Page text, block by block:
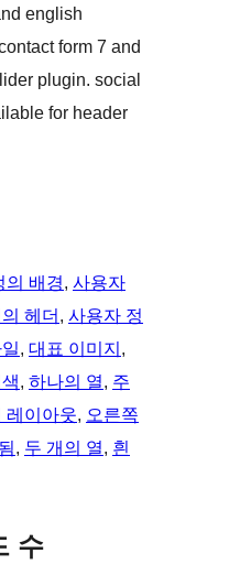
english
form 7 and
plugin. social
for header
의 배경, 사용자
헤더 , 사용자 정
, 대표 이미지
, 하나의 열, 주
레이아웃, 오른쪽
, 두 개의 열, 흰
수